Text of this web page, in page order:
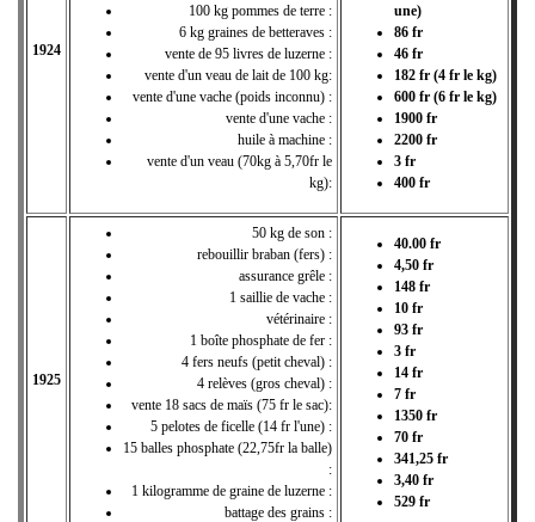
1924
100 kg pommes de terre :
6 kg graines de betteraves :
vente de 95 livres de luzerne :
vente d'un veau de lait de 100 kg:
vente d'une vache (poids inconnu) :
vente d'une vache :
huile à machine :
vente d'un veau (70kg à 5,70fr le
kg):
une)
86 fr
46 fr
182 fr (4 fr le kg)
600 fr (6 fr le kg)
1900 fr
2200 fr
3 fr
400 fr
1925
50 kg de son :
rebouillir braban (fers) :
assurance grêle :
1 saillie de vache :
vétérinaire :
1 boîte phosphate de fer :
4 fers neufs (petit cheval) :
4 relèves (gros cheval) :
vente 18 sacs de maïs (75 fr le sac):
5 pelotes de ficelle (14 fr l'une) :
15 balles phosphate (22,75fr la balle)
:
1 kilogramme de graine de luzerne :
battage des grains :
40.00 fr
4,50 fr
148 fr
10 fr
93 fr
3 fr
14 fr
7 fr
1350 fr
70 fr
341,25 fr
3,40 fr
529 fr